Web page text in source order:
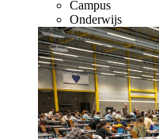
Campus
Onderwijs